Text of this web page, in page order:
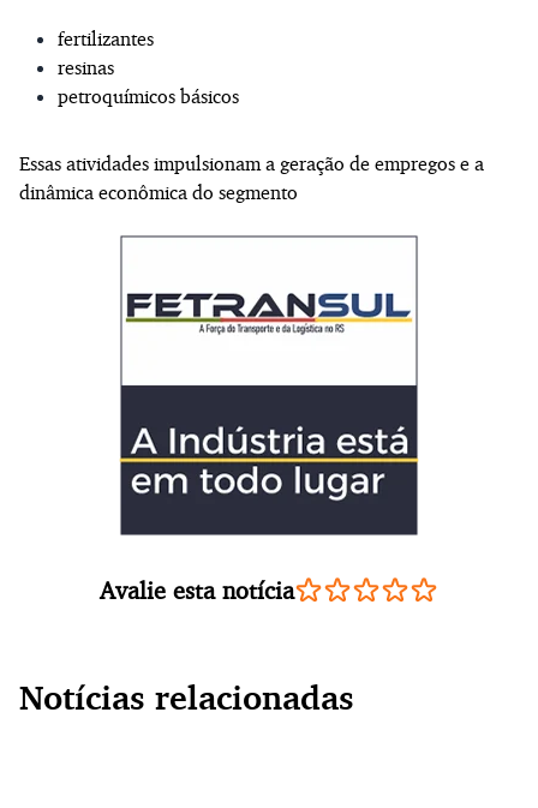
fertilizantes
resinas
petroquímicos básicos
Essas atividades impulsionam a geração de empregos e a
dinâmica econômica do segmento
Avalie esta notícia
Notícias relacionadas